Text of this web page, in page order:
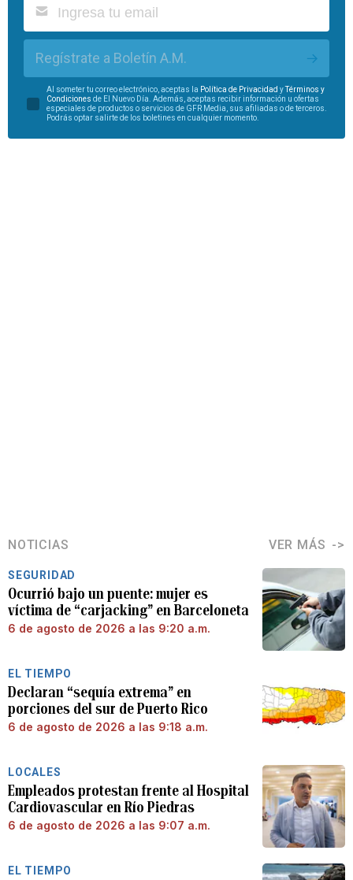
Regístrate a Boletín A.M.
Al someter tu correo electrónico, aceptas la Política de Privacidad yTérminos y
Condiciones de El Nuevo Día. Además, aceptas recibir información u ofertas
especiales de productos o servicios de GFR Media, sus afiliadas o de terceros.
Podrás optar salirte de los boletines en cualquier momento.
NOTICIAS VER MÁS
SEGURIDAD
Ocurrió bajo un puente: mujer es
víctima de “carjacking” en Barceloneta
6 de agosto de 2026 a las 9:20 a.m.
EL TIEMPO
Declaran “sequía extrema” en
porciones del sur de Puerto Rico
6 de agosto de 2026 a las 9:18 a.m.
LOCALES
Empleados protestan frente al Hospital
Cardiovascular en Río Piedras
6 de agosto de 2026 a las 9:07 a.m.
EL TIEMPO